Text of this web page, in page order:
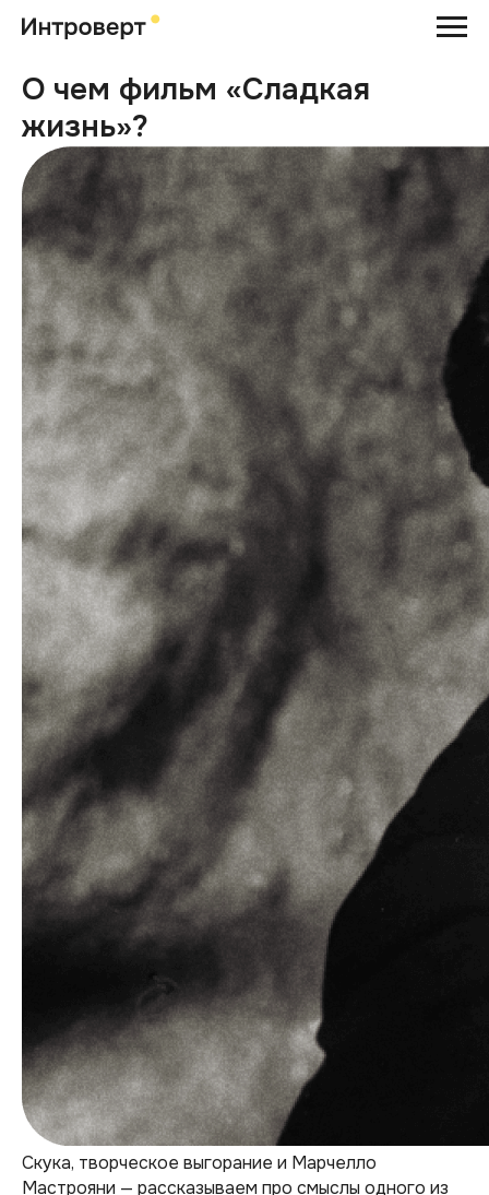
О чем фильм «Сладкая
жизнь»?
Скука, творческое выгорание и Марчелло
Мастрояни — рассказываем про смыслы одного из